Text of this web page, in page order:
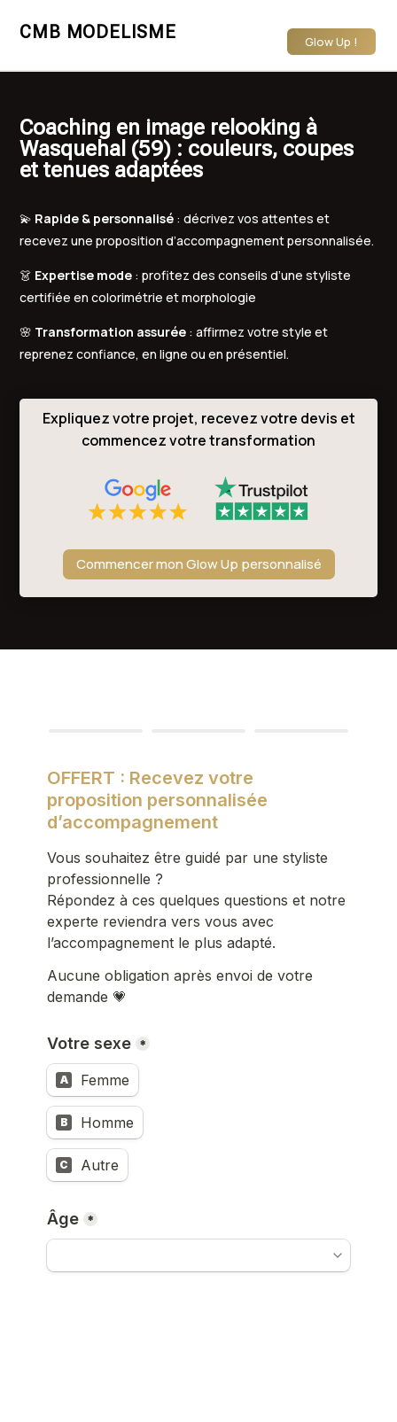
CMB MODELISME Glow Up !
Coaching en image relooking à
Wasquehal (59) : couleurs, coupes
et tenues adaptées
💫 Rapide & personnalisé : décrivez vos attentes et
recevez une proposition d’accompagnement personnalisée.
👗 Expertise mode : profitez des conseils d’une styliste
certifiée en colorimétrie et morphologie
🌸 Transformation assurée : affirmez votre style et
reprenez confiance, en ligne ou en présentiel.
Expliquez votre projet, recevez votre devis et
commencez votre transformation
Commencer mon Glow Up personnalisé